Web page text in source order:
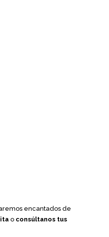
encantados de
o consúltanos tus